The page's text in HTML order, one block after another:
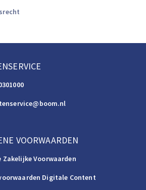
VOORWAARDEN
Zakelijke Voorwaarden
Digitale Content